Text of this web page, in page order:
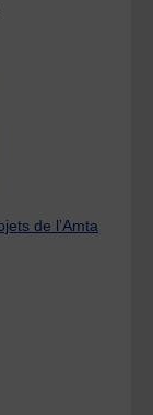
de l’Amta